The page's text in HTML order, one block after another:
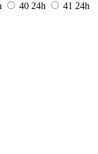
40 24h 41 24h